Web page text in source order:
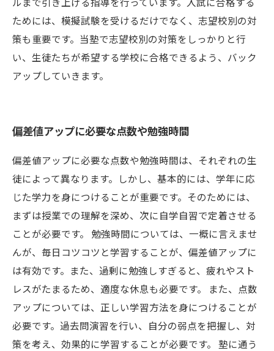
ためには、模擬試験を受けるだけでなく、志望校別の対
策も重要です。当塾で志望校別の対策をしっかりと行
い、生徒たちが希望する学校に合格できるよう、バック
アップしていきます。
偏差値アップに必要な点数や勉強時間
偏差値アップに必要な点数や勉強時間は、それぞれの生
徒によって異なります。しかし、基本的には、学年に応
じた学力を身につけることが重要です。そのためには、
まずは授業での理解を深め、次に自学自習で定着させる
ことが必要です。 勉強時間については、一概に言えませ
んが、毎日コツコツと学習することが、偏差値アップに
は有効です。また、過剰に勉強しすぎると、疲れやスト
レスがたまるため、適度な休息も必要です。 また、点数
アップについては、正しい学習方法を身につけることが
必要です。過去問演習を行い、自分の弱点を把握し、対
策を考え、効果的に学習することが必要です。 塾に通う